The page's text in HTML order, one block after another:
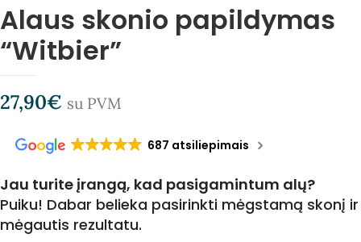
Alaus skonio papildymas
“Witbier”
27,90€ su PVM
687 atsiliepimais
Jau turite įrangą, kad pasigamintum alų?
Puiku! Dabar belieka pasirinkti mėgstamą skonį ir
mėgautis rezultatu.